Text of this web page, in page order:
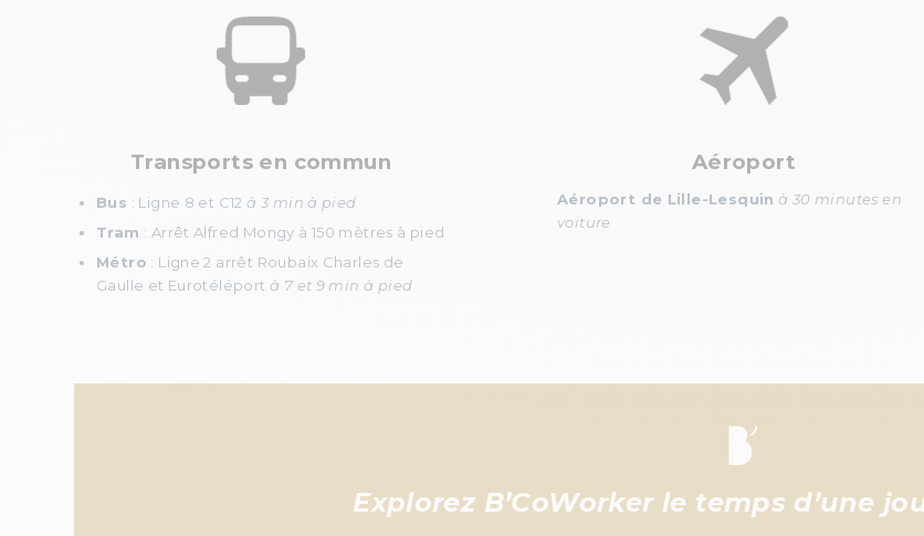
Transports en commun
Bus : Ligne 8 et C12 à 3 min à pied
Tram : Arrêt Alfred Mongy à 150 mètres à pied
Métro : Ligne 2 arrêt Roubaix Charles de
Gaulle et Eurotéléport à 7 et 9 min à pied
Aéroport
Aéroport de Lille-Lesquin à 30 minutes en
voiture
Explorez B’CoWorker le temps d’une